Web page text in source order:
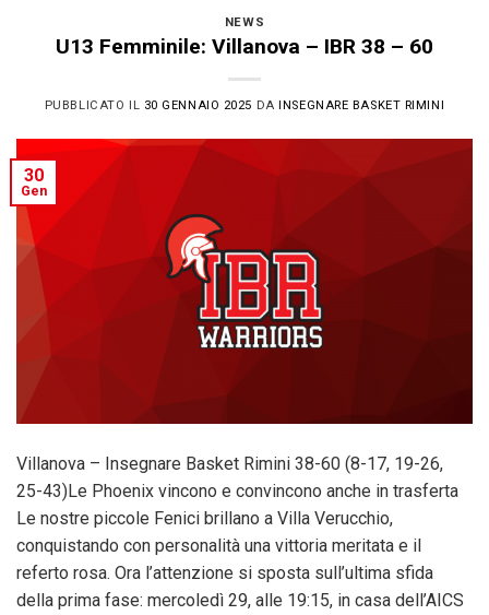
NEWS
U13 Femminile: Villanova – IBR 38 – 60
PUBBLICATO IL 30 GENNAIO 2025 DA INSEGNARE BASKET RIMINI
30
Gen
Villanova – Insegnare Basket Rimini 38-60 (8-17, 19-26,
25-43)Le Phoenix vincono e convincono anche in trasferta
Le nostre piccole Fenici brillano a Villa Verucchio,
conquistando con personalità una vittoria meritata e il
referto rosa. Ora l’attenzione si sposta sull’ultima sfida
della prima fase: mercoledì 29, alle 19:15, in casa dell’AICS